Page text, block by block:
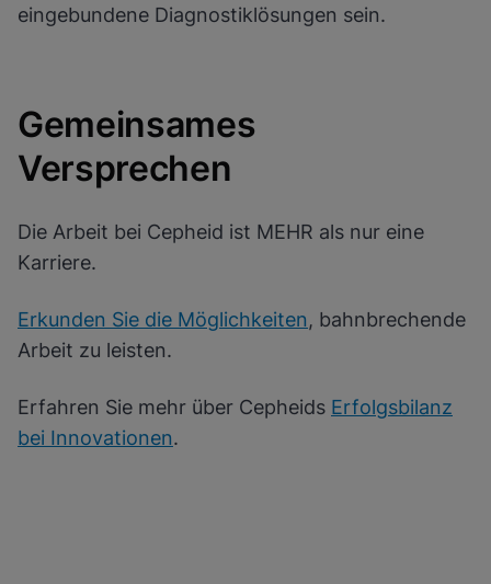
eingebundene Diagnostiklösungen sein.
Gemeinsames
Versprechen
Die Arbeit bei Cepheid ist MEHR als nur eine
Karriere.
Erkunden Sie die Möglichkeiten, bahnbrechende
Arbeit zu leisten.
Erfahren Sie mehr über Cepheids Erfolgsbilanz
bei Innovationen.